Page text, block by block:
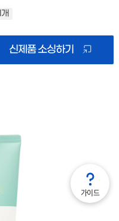
신제품 소싱하기
가이드